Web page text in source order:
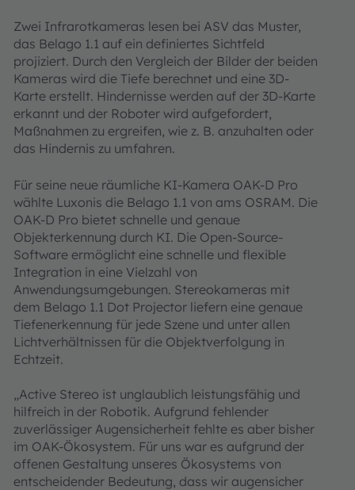
Zwei Infrarotkameras lesen bei ASV das Muster,
das Belago 1.1 auf ein definiertes Sichtfeld
projiziert. Durch den Vergleich der Bilder der beiden
Kameras wird die Tiefe berechnet und eine 3D-
Karte erstellt. Hindernisse werden auf der 3D-Karte
erkannt und der Roboter wird aufgefordert,
Maßnahmen zu ergreifen, wie z. B. anzuhalten oder
das Hindernis zu umfahren.
Für seine neue räumliche KI-Kamera OAK-D Pro
wählte Luxonis die Belago 1.1 von ams OSRAM. Die
OAK-D Pro bietet schnelle und genaue
Objekterkennung durch KI. Die Open-Source-
Software ermöglicht eine schnelle und flexible
Integration in eine Vielzahl von
Anwendungsumgebungen. Stereokameras mit
dem Belago 1.1 Dot Projector liefern eine genaue
Tiefenerkennung für jede Szene und unter allen
Lichtverhältnissen für die Objektverfolgung in
Echtzeit.
„Active Stereo ist unglaublich leistungsfähig und
hilfreich in der Robotik. Aufgrund fehlender
zuverlässiger Augensicherheit fehlte es aber bisher
im OAK-Ökosystem. Für uns war es aufgrund der
offenen Gestaltung unseres Ökosystems von
entscheidender Bedeutung, dass wir augensicher